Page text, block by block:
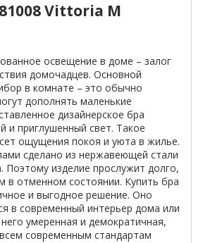
Vittoria M
освещение в доме – залог
домочадцев. Основной
в комнате – это обычно
дополнять маленькие
дизайнерское бра
и приглушенный свет. Такое
ощущения покоя и уюта в жилье.
сделано из нержавеющей стали
Поэтому изделие прослужит долго,
в отменном состоянии. Купить бра
и выгодное решение. Оно
в современный интерьер дома или
умеренная и демократичная,
современным стандартам